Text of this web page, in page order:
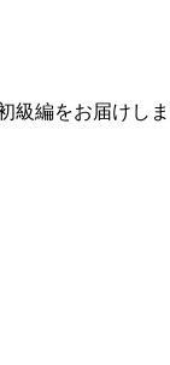
編をお届けしま